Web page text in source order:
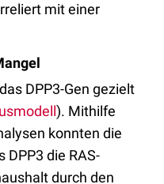
mit einer
DPP3-Gen gezielt
). Mithilfe
konnten die
DPP3 die RAS-
durch den